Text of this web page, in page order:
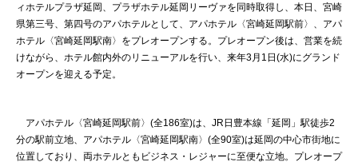
ィホテルプラザ延岡、プラザホテル延岡リーヴァを同時取得し、本日、宮崎
県第三号、第四号のアパホテルとして、アパホテル〈宮崎延岡駅前〉、アパ
ホテル〈宮崎延岡駅南〉をプレオープンする。プレオープン後は、営業を続
けながら、ホテル館内外のリニューアルを行い、来年3月1日(水)にグランド
オープンを迎える予定。
アパホテル〈宮崎延岡駅前〉(全186室)は、JR日豊本線「延岡」駅徒歩2
分の駅前立地、アパホテル〈宮崎延岡駅南〉(全90室)は延岡の中心市街地に
位置しており、両ホテルともビジネス・レジャーに至便な立地。プレオープ